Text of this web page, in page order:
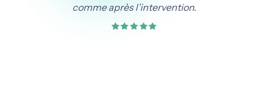
comme après l’intervention.